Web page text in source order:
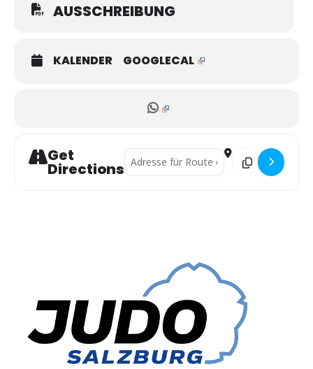
AUSSCHREIBUNG
KALENDER GOOGLECAL
Get
Directions
Address - ÖM Adapted Judo []
Destination